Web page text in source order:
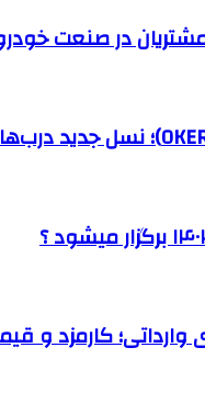
در صنعت
کارمزد و